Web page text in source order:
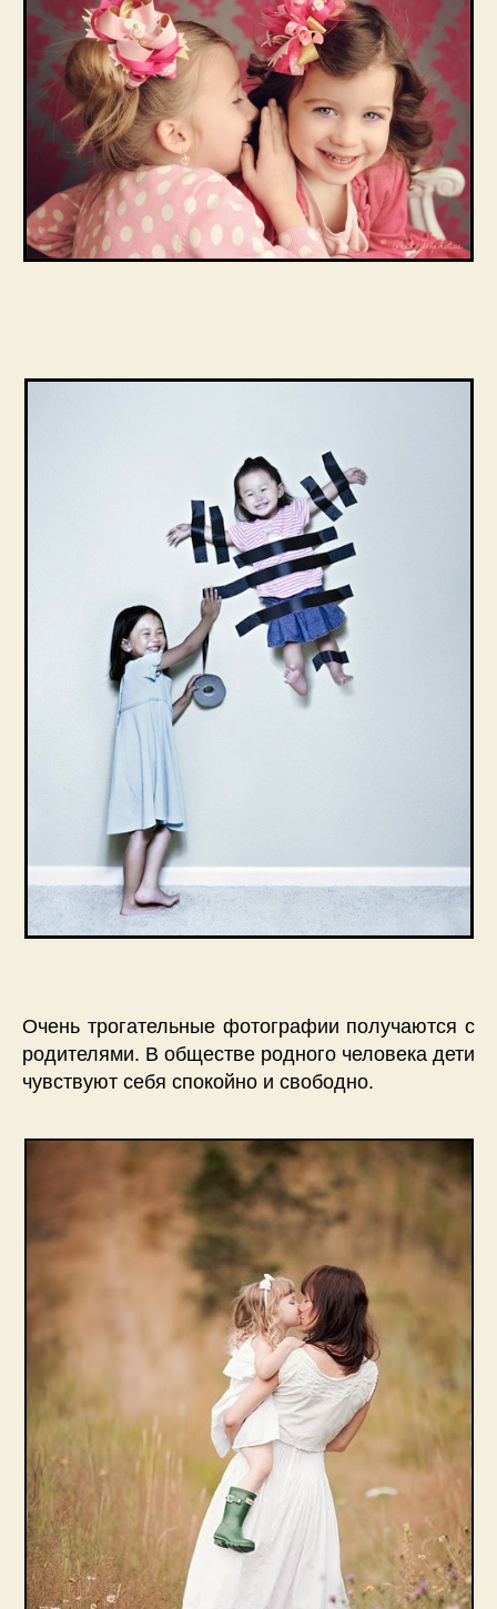
Очень трогательные фотографии получаются с
родителями. В обществе родного человека дети
чувствуют себя спокойно и свободно.